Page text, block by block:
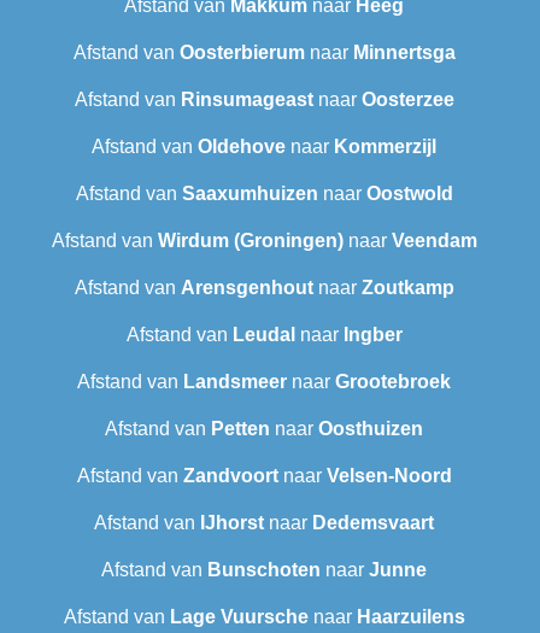
Afstand van Makkum naar Heeg
Afstand van Oosterbierumnaar Minnertsga
Afstand van Rinsumageastnaar Oosterzee
Afstand van Oldehove naar Kommerzijl
Afstand van Saaxumhuizen naar Oostwold
Afstand van Wirdum (Groningen)naar Veendam
Afstand van Arensgenhoutnaar Zoutkamp
Afstand van Leudal‎ naar Ingber
Afstand van Landsmeer naar Grootebroek
Afstand van Petten naar Oosthuizen
Afstand van Zandvoortnaar Velsen-Noord
Afstand van IJhorst naar Dedemsvaart
Afstand van Bunschoten naar Junne
Afstand van Lage Vuurschenaar Haarzuilens